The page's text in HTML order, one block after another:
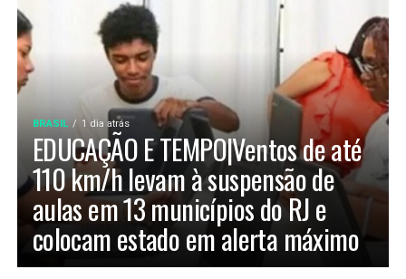
BRASIL 1 dia atrás
EDUCAÇÃO E TEMPO|Ventos de até
110 km/h levam à suspensão de
aulas em 13 municípios do RJ e
colocam estado em alerta máximo